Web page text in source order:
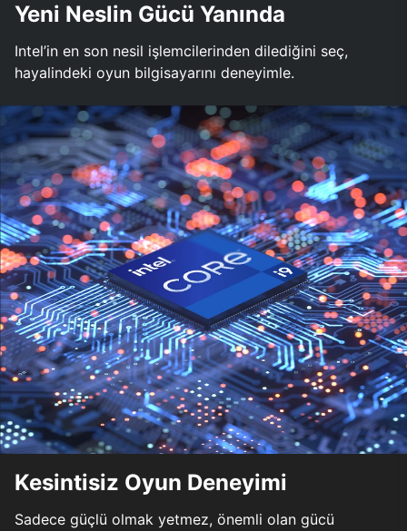
Yeni Neslin Gücü Yanında
Intel’in en son nesil işlemcilerinden dilediğini seç,
hayalindeki oyun bilgisayarını deneyimle.
Kesintisiz Oyun Deneyimi
Sadece güçlü olmak yetmez, önemli olan gücü